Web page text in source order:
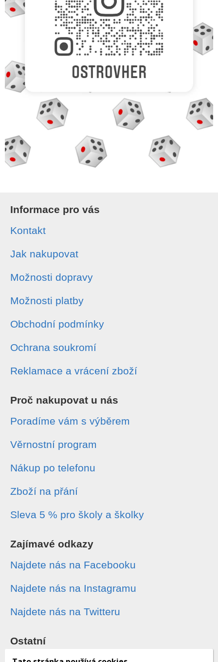
Informace pro vás
Kontakt
Jak nakupovat
Možnosti dopravy
Možnosti platby
Obchodní podmínky
Ochrana soukromí
Reklamace a vrácení zboží
Proč nakupovat u nás
Poradíme vám s výběrem
Věrnostní program
Nákup po telefonu
Zboží na přání
Sleva 5 % pro školy a školky
Zajímavé odkazy
Najdete nás na Facebooku
Najdete nás na Instagramu
Najdete nás na Twitteru
Ostatní